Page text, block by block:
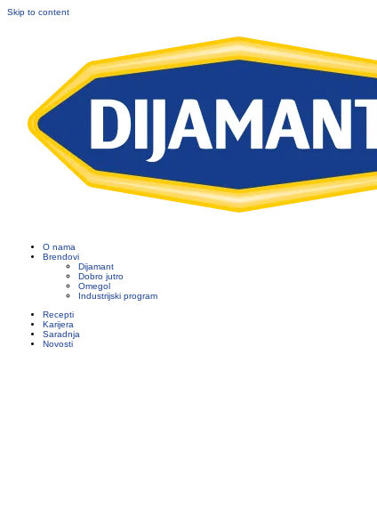
Skip to content
O nama
Brendovi
Dijamant
Dobro jutro
Omegol
Industrijski program
Recepti
Karijera
Saradnja
Novosti